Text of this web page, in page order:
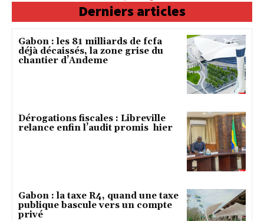
Derniers articles
Gabon : les 81 milliards de fcfa
déjà décaissés, la zone grise du
chantier d’Andeme
Dérogations fiscales : Libreville
relance enfin l’audit promis hier
Gabon : la taxe R4, quand une taxe
publique bascule vers un compte
privé